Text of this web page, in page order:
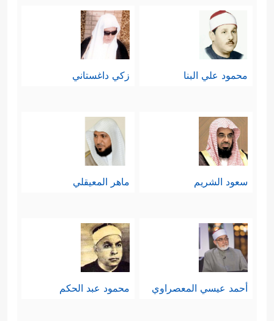
محمود علي البنا زكي داغستاني
سعود الشريم ماهر المعيقلي
أحمد عيسي المعصراوي محمود عبد الحكم